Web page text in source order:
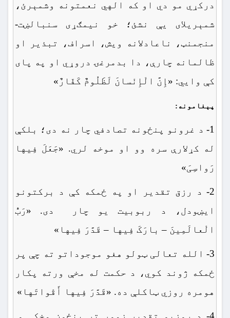
درکړي مو دي او که الهي نعمتونه وشمېرئ،
شمېریلای یې نشئ؛ خو نیمګړی سنبالښت-
منجمنټ، ناعادلانه ویش، اسراف، تبذیر او
ظالمانه چارې، دا بدمرغۍ دروړي او په پای
کې وايي: «إِنَّ الْإِنْسانَ لَظَلُومٌ کَفّارٌ»
پېغامونه:
1- د غرونو پنځونه تصادفي چار نه دی؛ بلکې
له کړلارې سره وو او موخه لري. «جَعَلَ فِیها
رَواسِیَ»
2- د رزق تقدیر او په ځمکه کې د برکتونو
ایښودل، د ربوبیت یو چار دی. «رَبُّ
الْعالَمِینَ – بارَکَ فِیها – قَدَّرَ فِیها»
3- الله تعالی ټولو هغو موجوداتو ته چې پر
ځمکه ژوند کوي، د حکمت له مخې ورته پکار
هومره روزي ټاکلې ده. «قَدَّرَ فِیها أَقْواتَها»
4- د روزیو تقدیر زموږ تر پنځون مخکې و.